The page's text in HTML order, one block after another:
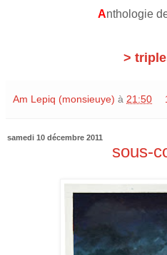
Anthologie de
>
Am Lepiq (monsieuye) à 21:50
samedi 10 décembre 2011
sous-